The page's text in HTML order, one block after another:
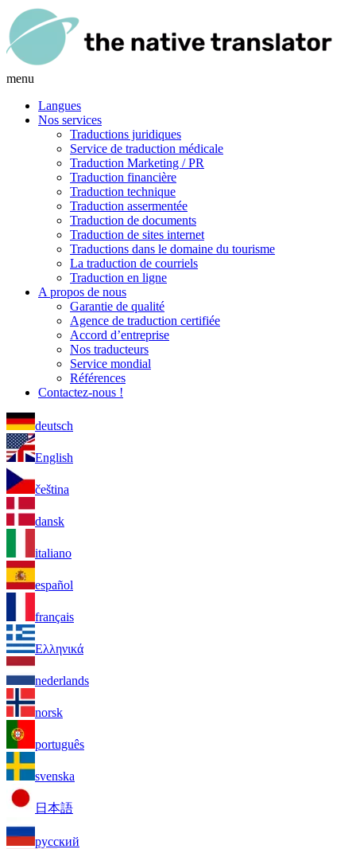
menu
Langues
Nos services
Traductions juridiques
Service de traduction médicale
Traduction Marketing / PR
Traduction financière
Traduction technique
Traduction assermentée
Traduction de documents
Traduction de sites internet
Traductions dans le domaine du tourisme
La traduction de courriels
Traduction en ligne
A propos de nous
Garantie de qualité
Agence de traduction certifiée
Accord d’entreprise
Nos traducteurs
Service mondial
Références
Contactez-nous !
deutsch
English
čeština
dansk
italiano
español
français
Ελληνικά
nederlands
norsk
português
svenska
日本語
русский